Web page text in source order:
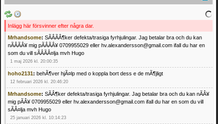
Inlägg här försvinner efter några dar.
Mrhandsome: SÃÂÃÂ¶ker defekta/trasiga fyrhjulingar. Jag betalar bra och du kan
nÃÂÃÂ¥ mig pÃÂÃÂ¥ 0709955029 eller hv.alexandersson@gmail.com ifall du har en
som du vill sÃÂÃÂ¤lja mvh Hugo
1 maj 2026 kl. 20:00:35
hoho2131: behÃ¶ver hjÃ¤lp med o koppla bort dess e de mÃ¶jligt
12 februari 2026 kl. 20:46:20
Mrhandsome: SÃÂ¶ker defekta/trasiga fyrhjulingar. Jag betalar bra och du kan nÃÂ¥
mig pÃÂ¥ 0709955029 eller hv.alexandersson@gmail.com ifall du har en som du vill
sÃÂ¤lja mvh Hugo
25 januari 2026 kl. 10:14:23